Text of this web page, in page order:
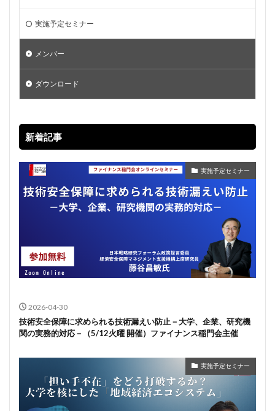
実施予定セミナー
メンバー
ダウンロード
新着記事
実施予定セミナー
2026-04-30
技術安全保障に求められる技術漏えい防止－大学、企業、研究機
関の実務的対応－（5/12火曜 開催）ファイナンス稲門会主催
実施予定セミナー